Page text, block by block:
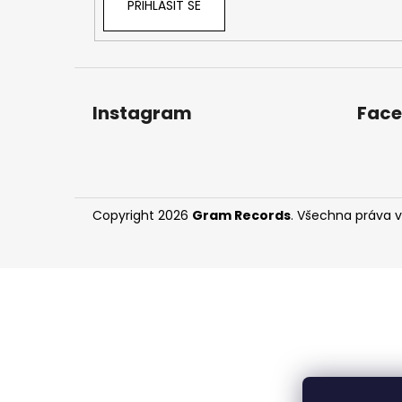
PŘIHLÁSIT SE
Instagram
Copyright 2026 Gram Records. Všechna práva